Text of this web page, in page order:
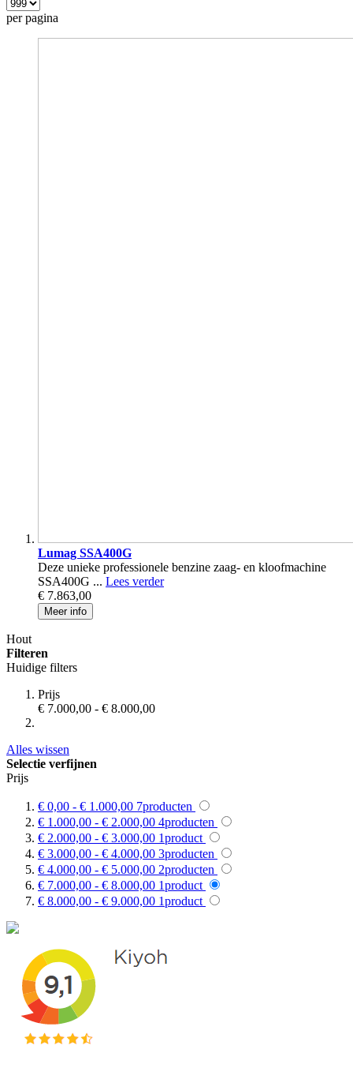
per pagina
Lumag SSA400G
Deze unieke professionele benzine zaag- en kloofmachine
SSA400G ... Lees verder
€ 7.863,00
Meer info
Hout
Filteren
Huidige filters
Prijs
€ 7.000,00 - € 8.000,00
Alles wissen
Selectie verfijnen
Prijs
€ 0,00 - € 1.000,00 7producten
€ 1.000,00 - € 2.000,00 4producten
€ 2.000,00 - € 3.000,00 1product
€ 3.000,00 - € 4.000,00 3producten
€ 4.000,00 - € 5.000,00 2producten
€ 7.000,00 - € 8.000,00 1product
€ 8.000,00 - € 9.000,00 1product